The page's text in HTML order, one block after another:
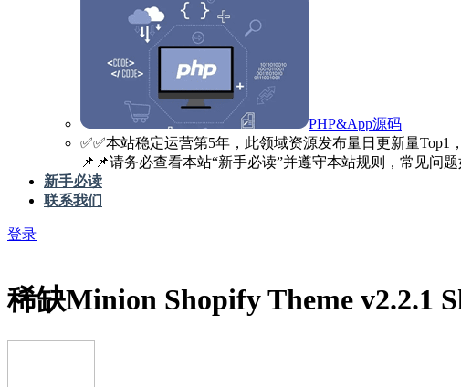
PHP&App源码
✅️✅️本站稳定运营第5年，此领域资源发布量日更新量Top1
📌📌请务必查看本站“新手必读”并遵守本站规则，常见问题
新手必读
联系我们
登录
稀缺Minion Shopify Theme v2.2.1